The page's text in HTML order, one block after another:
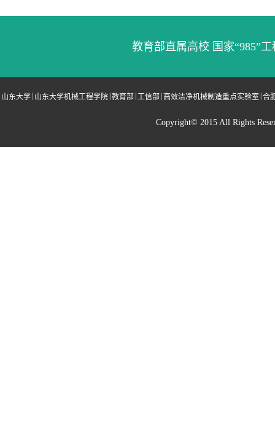
教育部直属高校 国家“985”
山东大学 | 山东大学机械工程学院 |教育部 | 工信部 |高效洁净机械制造重点实验室 |合
Copyright© 2015 All Rights